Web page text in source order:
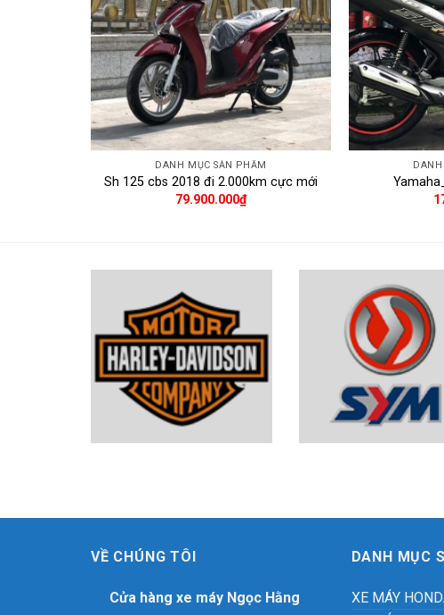
DANH MỤC SẢN PHẨM
Sh 125 cbs 2018 đi 2.000km cực mới
79.900.000₫
VỀ CHÚNG TÔI
Cửa hàng xe máy Ngọc Hằng
DANH MỤC
XE MÁY